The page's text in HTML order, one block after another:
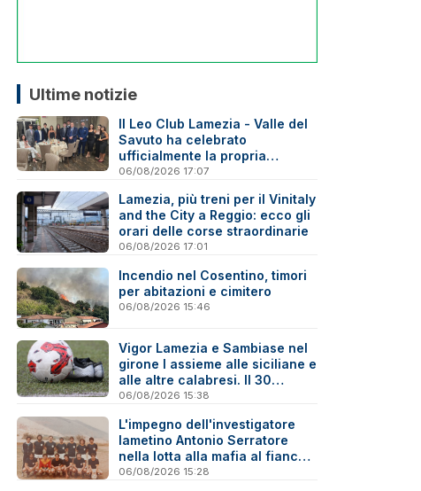
Ultime notizie
Il Leo Club Lamezia - Valle del
Savuto ha celebrato
ufficialmente la propria
riattivazione
06/08/2026 17:07
Lamezia, più treni per il Vinitaly
and the City a Reggio: ecco gli
orari delle corse straordinarie
06/08/2026 17:01
Incendio nel Cosentino, timori
per abitazioni e cimitero
06/08/2026 15:46
Vigor Lamezia e Sambiase nel
girone I assieme alle siciliane e
alle altre calabresi. Il 30
agosto stracittadina di Coppa
06/08/2026 15:38
L'impegno dell'investigatore
lametino Antonio Serratore
nella lotta alla mafia al fianco
di Ninni Cassarà
06/08/2026 15:28